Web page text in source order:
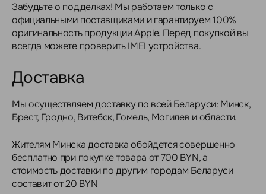
Забудьте о подделках! Мы работаем только с
официальными поставщиками и гарантируем 100%
оригинальность продукции Apple. Перед покупкой вы
всегда можете проверить IMEI устройства.
Доставка
Мы осуществляем доставку по всей Беларуси: Минск,
Брест, Гродно, Витебск, Гомель, Могилев и области.
Жителям Минска доставка обойдется совершенно
бесплатно при покупке товара от 700 BYN, а
стоимость доставки по другим городам Беларуси
составит от 20 BYN